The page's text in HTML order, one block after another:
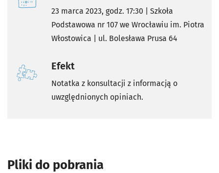
23 marca 2023, godz. 17:30 | Szkoła
Podstawowa nr 107 we Wrocławiu im. Piotra
Włostowica | ul. Bolesława Prusa 64
Efekt
Notatka z konsultacji z informacją o
uwzględnionych opiniach.
Pliki do pobrania